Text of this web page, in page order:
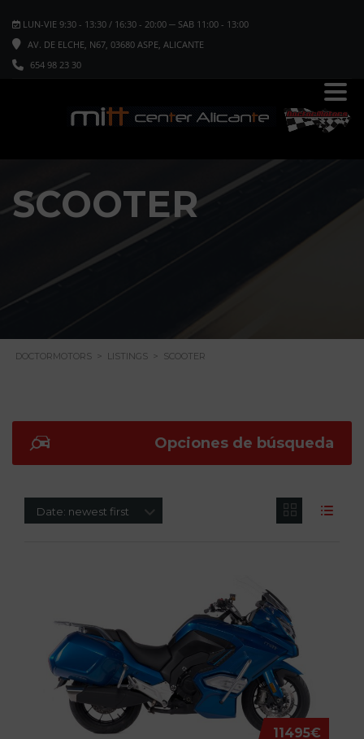
LUN-VIE 9:30 - 13:30 / 16:30 - 20:00 ─ SAB 11:00 - 13:00
AV. DE ELCHE, N67, 03680 ASPE, ALICANTE
654 98 23 30
SCOOTER
DOCTORMOTORS > LISTINGS > SCOOTER
Opciones de búsqueda
Date: newest first
11495€